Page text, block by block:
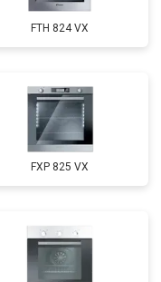
FTH 824 VX
FXP 825 VX